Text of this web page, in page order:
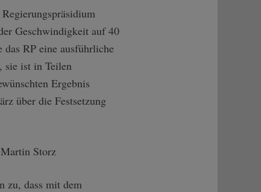
Geschwindigkeit auf 40
RP eine ausführliche
sie ist in Teilen
Ergebnis
über die Festsetzung
zu, dass mit dem